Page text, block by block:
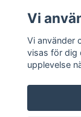
Vi
Vi använder
visas för dig
upplevelse